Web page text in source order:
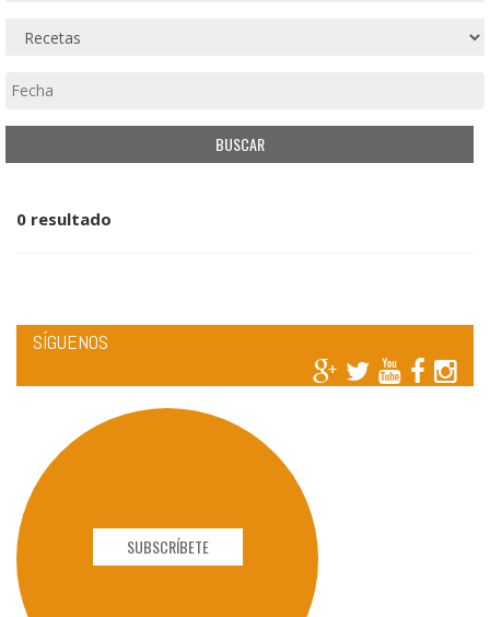
0 resultado
SÍGUENOS
SUBSCRÍBETE